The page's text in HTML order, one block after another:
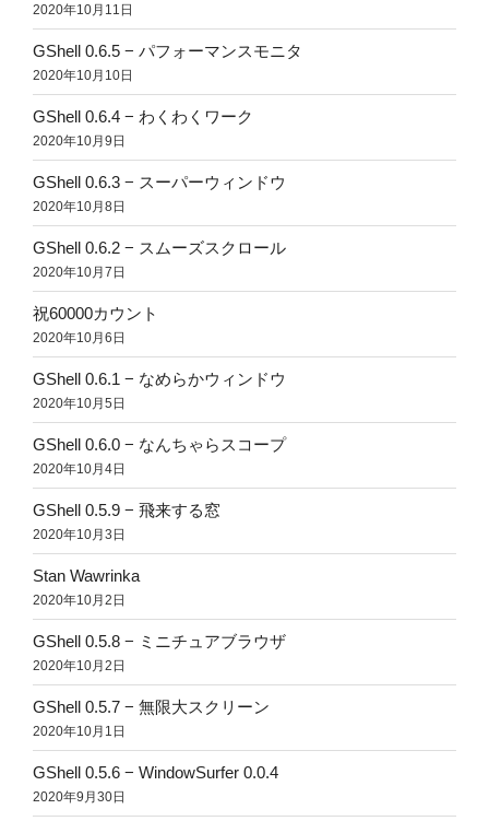
2020年10月11日
GShell 0.6.5 − パフォーマンスモニタ
2020年10月10日
GShell 0.6.4 − わくわくワーク
2020年10月9日
GShell 0.6.3 − スーパーウィンドウ
2020年10月8日
GShell 0.6.2 − スムーズスクロール
2020年10月7日
祝60000カウント
2020年10月6日
GShell 0.6.1 − なめらかウィンドウ
2020年10月5日
GShell 0.6.0 − なんちゃらスコープ
2020年10月4日
GShell 0.5.9 − 飛来する窓
2020年10月3日
Stan Wawrinka
2020年10月2日
GShell 0.5.8 − ミニチュアブラウザ
2020年10月2日
GShell 0.5.7 − 無限大スクリーン
2020年10月1日
GShell 0.5.6 − WindowSurfer 0.0.4
2020年9月30日